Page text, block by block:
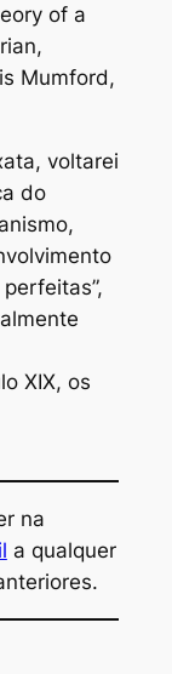
of a
Mumford,
voltarei
do
XIX, os
na
a qualquer